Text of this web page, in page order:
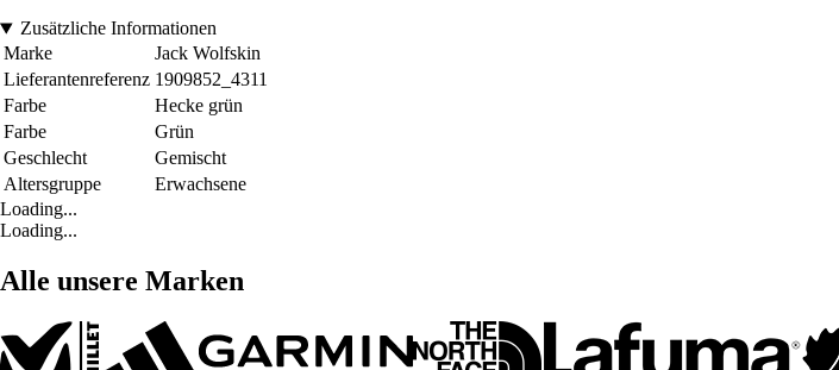
Zusätzliche Informationen
Marke
Jack Wolfskin
Lieferantenreferenz 1909852_4311
Farbe
Hecke grün
Farbe
Grün
Geschlecht
Gemischt
Altersgruppe
Erwachsene
Loading...
Loading...
Alle unsere Marken